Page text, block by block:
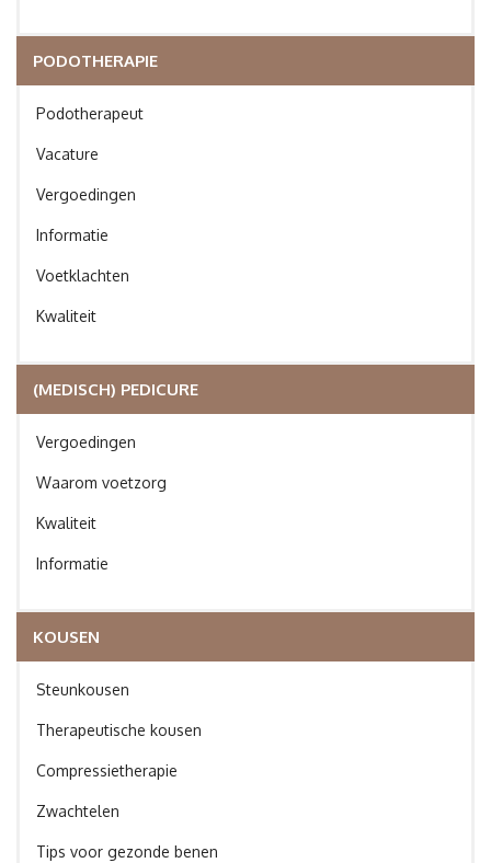
PODOTHERAPIE
Podotherapeut
Vacature
Vergoedingen
Informatie
Voetklachten
Kwaliteit
(MEDISCH) PEDICURE
Vergoedingen
Waarom voetzorg
Kwaliteit
Informatie
KOUSEN
Steunkousen
Therapeutische kousen
Compressietherapie
Zwachtelen
Tips voor gezonde benen